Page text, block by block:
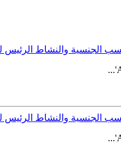
الجنسية والنشاط الرئيس
الجنسية والنشاط الرئيس